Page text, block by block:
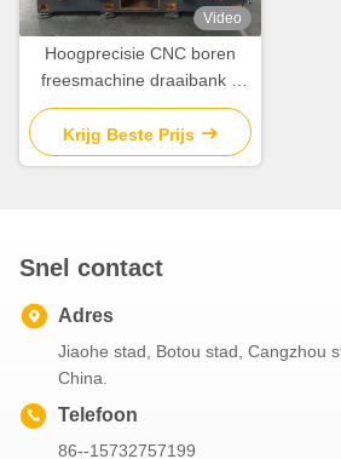
Video
Hoogprecisie CNC boren
freesmachine draaibank 3
zijde 7,7-15N.M servomotor
Krijg Beste Prijs
Snel contact
Adres
Jiaohe stad, Botou stad, Cangzhou
China.
Telefoon
86--15732757199